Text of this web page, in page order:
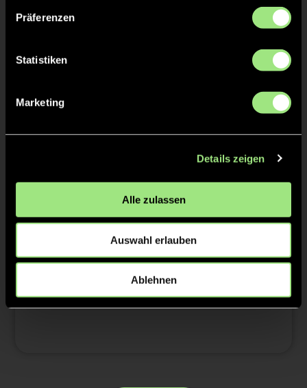
Präferenzen
Statistiken
Marketing
Details zeigen
Alle zulassen
Auswahl erlauben
Ablehnen
TW = Torwart & ETW = Ersatztorwart, K = Kapitän
Tore & Karten
1/4
2/4
1:1 26’
1:2 27’
3/4
4/4